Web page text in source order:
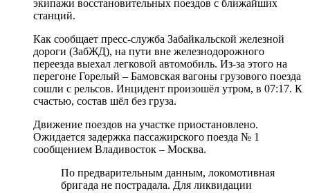
экипажи восстановительных поездов с ближайших
станций.
Как сообщает пресс-служба Забайкальской железной
дороги (ЗабЖД), на пути вне железнодорожного
переезда выехал легковой автомобиль. Из-за этого на
перегоне Горелый – Бамовская вагоны грузового поезда
сошли с рельсов. Инцидент произошёл утром, в 07:17. К
счастью, состав шёл без груза.
Движение поездов на участке приостановлено.
Ожидается задержка пассажирского поезда № 1
сообщением Владивосток – Москва.
По предварительным данным, локомотивная
бригада не пострадала. Для ликвидации